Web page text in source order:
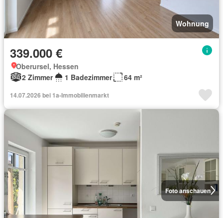
Wohnung
339.000 €
Oberursel, Hessen
2 Zimmer
1 Badezimmer 64 m²
14.07.2026 bei 1a-Immobilienmarkt
Foto anschauen